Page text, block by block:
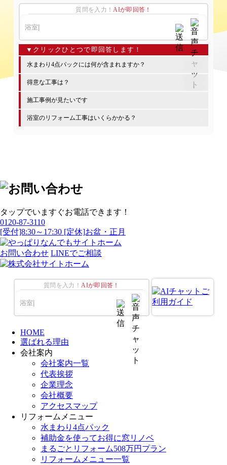
質問を入力！AIが即回答！
水まわり4点パックには何が含まれますか？
得意な工事は？
施工事例が見たいです
浴室のリフォーム工事はいくらかかる？
タップでいますぐお電話できます！
0120-87-3110
[受付]8:30～17:30 [定休]お盆・正月
お問い合わせ LINEでご相談
質問を入力！AIが即回答！
HOME
選ばれる理由
会社案内
会社案内一覧
代表挨拶
企業理念
会社概要
アクセスマップ
リフォームメニュー
水まわり4点パック
補助金を使ってお得に窓リノベ
まるごとリフォーム508万円プラン
リフォームメニュー一覧